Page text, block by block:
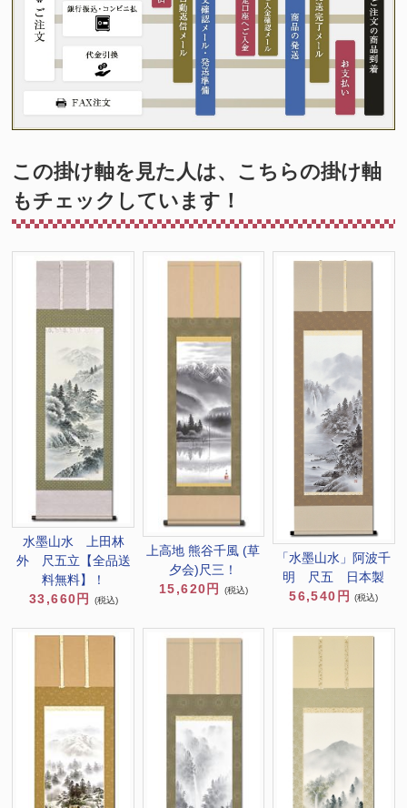
この掛け軸を見た人は、こちらの掛け軸
もチェックしています！
水墨山水 上田林
外 尺五立【全品送
料無料】！
33,660円
(税込)
上高地 熊谷千風 (草
夕会)尺三！
15,620円
(税込)
「水墨山水」阿波千
明 尺五 日本製
56,540円
(税込)